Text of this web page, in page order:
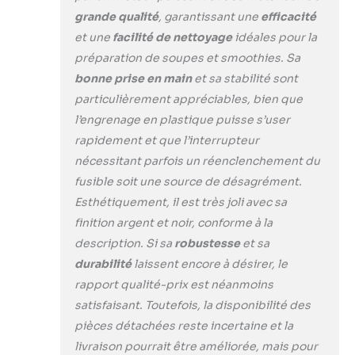
pur entraînant les
lames situées en
dessous pour la
ingrédients. Facile
à Démonter & à
Nettoyer : La
conception
une rotation facile
pour assembler ou
démonter la
poignée, le pied
d'autres
accessoires. La
lame du mixeur
plongeant
industriel peut
être placée dans
un lave-vaisselle
grande qualité, garantissant une efficacité
et une facilité de nettoyageidéales pour la
préparation de soupes et smoothies. Sa
bonne prise en mainet sa stabilité sont
particulièrement appréciables, bien que
l’engrenage en plastique puisse s’user
rapidement et que l’interrupteur
nécessitant parfois un réenclenchement du
fusible soit une source de désagrément.
Esthétiquement, il est très joli avec sa
finition argent et noir, conforme à la
description. Si sa robustesseet sa
durabilitélaissent encore à désirer, le
rapport qualité-prix est néanmoins
satisfaisant. Toutefois, la disponibilité des
pièces détachées reste incertaine et la
livraison pourrait être améliorée, mais pour